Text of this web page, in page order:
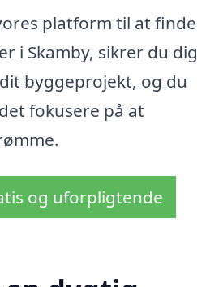
platform til at finde
i Skamby, sikrer du dig
byggeprojekt, og du
fokusere på at
og uforpligtende